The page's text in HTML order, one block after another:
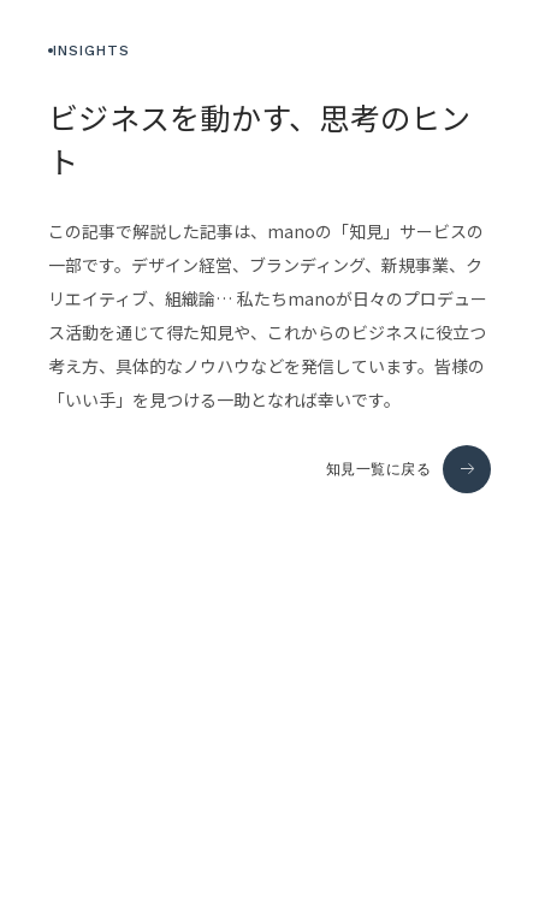
INSIGHTS
ビジネスを動かす、思考のヒン
ト
この記事で解説した記事は、manoの「知見」サービスの
一部です。デザイン経営、ブランディング、新規事業、ク
リエイティブ、組織論… 私たちmanoが日々のプロデュー
ス活動を通じて得た知見や、これからのビジネスに役立つ
考え方、具体的なノウハウなどを発信しています。皆様の
「いい手」を見つける一助となれば幸いです。
知見一覧に戻る